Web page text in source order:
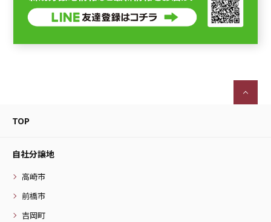
TOP
自社分譲地
高崎市
前橋市
吉岡町